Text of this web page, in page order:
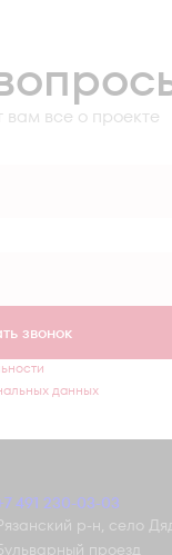
все о проекте
звонок
данных
491 230-03-03
р-н, село
проезд